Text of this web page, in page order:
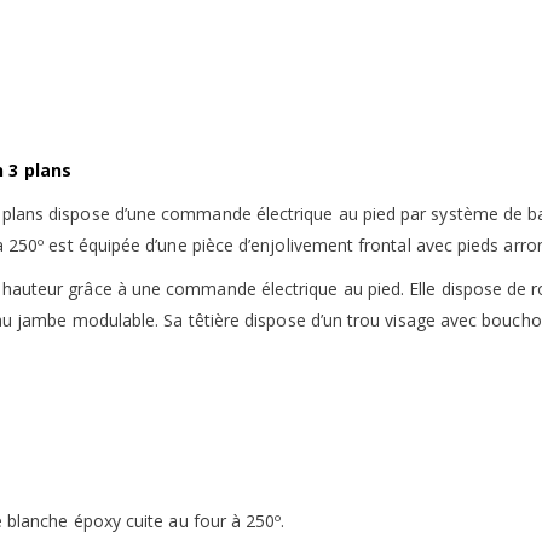
3 plans
dispose d’une commande électrique au pied par système de
est équipée d’une pièce d’enjolivement frontal avec pieds
grâce à une commande électrique au pied. Elle dispose de
jambe modulable. Sa têtière dispose d’un trou visage avec
époxy cuite au four à 250º.